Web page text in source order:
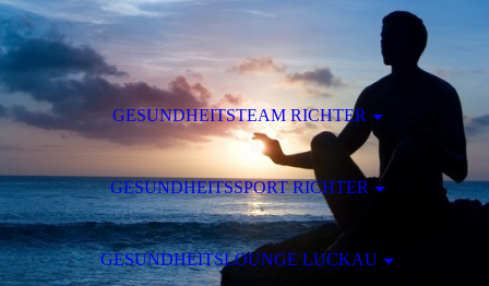
GESUNDHEITSTEAM RICHTER
GESUNDHEITSSPORT RICHTER
GESUNDHEITSLOUNGE LUCKAU